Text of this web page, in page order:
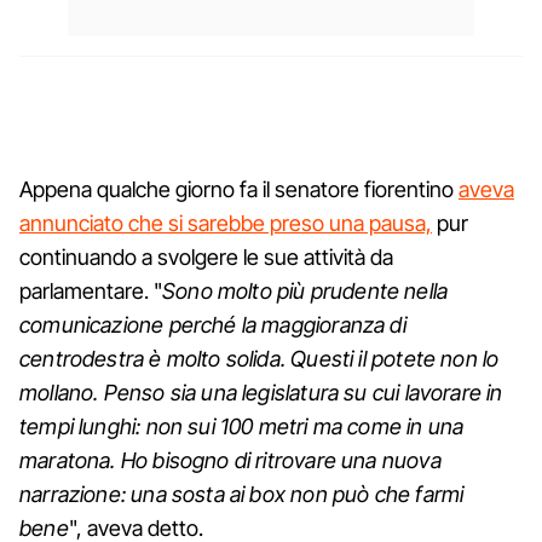
Appena qualche giorno fa il senatore fiorentinoaveva
annunciato che si sarebbe preso una pausa, pur
continuando a svolgere le sue attività da
parlamentare. "Sono molto più prudente nella
comunicazione perché la maggioranza di
centrodestra è molto solida. Questi il potete non lo
mollano. Penso sia una legislatura su cui lavorare in
tempi lunghi: non sui 100 metri ma come in una
maratona. Ho bisogno di ritrovare una nuova
narrazione: una sosta ai box non può che farmi
bene", aveva detto.